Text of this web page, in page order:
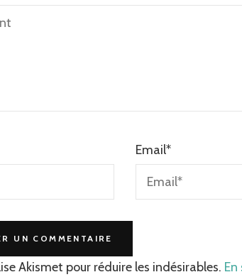
Email*
Akismet pour réduire les indésirables.